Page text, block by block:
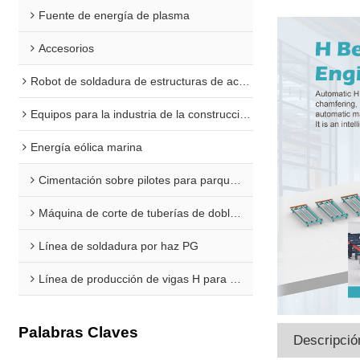
Fuente de energía de plasma
Accesorios
Robot de soldadura de estructuras de acero
Equipos para la industria de la construcción naval
Energía eólica marina
Cimentación sobre pilotes para parques eólicos marinos
Máquina de corte de tuberías de doble extremo para plataformas marinas
Línea de soldadura por haz PG
Línea de producción de vigas H para aplicaciones marinas
Palabras Claves